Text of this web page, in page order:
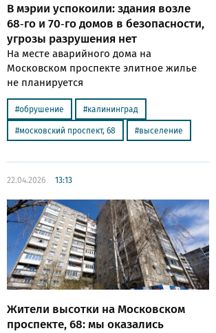
В мэрии успокоили: здания возле
68‑го и 70‑го домов в безопасности,
угрозы разрушения нет
На месте аварийного дома на
Московском проспекте элитное жилье
не планируется
обрушение калининград
московский проспект, 68 выселение
22.04.2026 13:13
Жители высотки на Московском
проспекте, 68: мы оказались